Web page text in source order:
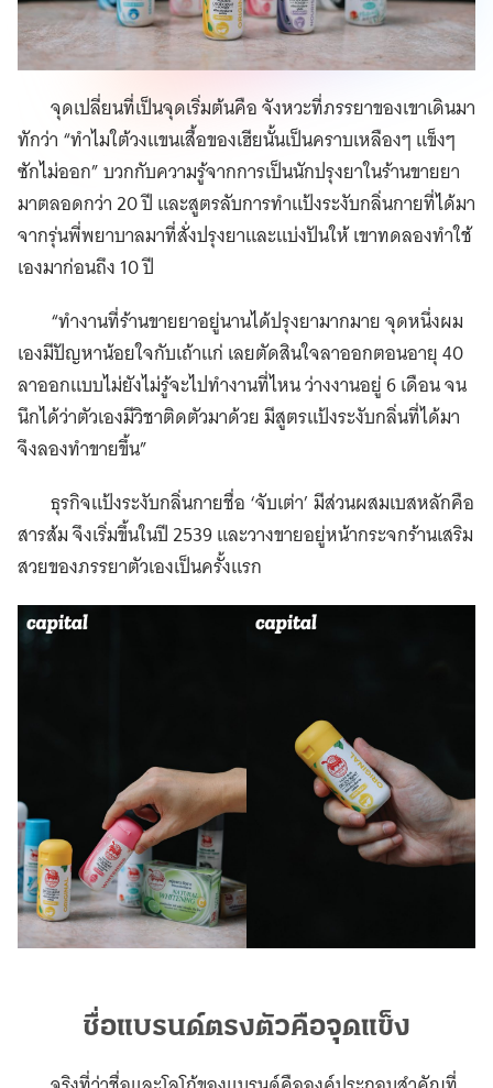
จุดเปลี่ยนที่เป็นจุดเริ่มต้นคือ จังหวะที่ภรรยาของเขาเดินมา
ทักว่า “ทำไมใต้วงแขนเสื้อของเฮียนั้นเป็นคราบเหลืองๆ แข็งๆ
ซักไม่ออก” บวกกับความรู้จากการเป็นนักปรุงยาในร้านขายยา
มาตลอดกว่า 20 ปี และสูตรลับการทำแป้งระงับกลิ่นกายที่ได้มา
จากรุ่นพี่พยาบาลมาที่สั่งปรุงยาและแบ่งปันให้ เขาทดลองทำใช้
เองมาก่อนถึง 10 ปี
“ทำงานที่ร้านขายยาอยู่นานได้ปรุงยามากมาย จุดหนึ่งผม
เองมีปัญหาน้อยใจกับเถ้าแก่ เลยตัดสินใจลาออกตอนอายุ 40
ลาออกแบบไม่ยังไม่รู้จะไปทำงานที่ไหน ว่างงานอยู่ 6 เดือน จน
นึกได้ว่าตัวเองมีวิชาติดตัวมาด้วย มีสูตรแป้งระงับกลิ่นที่ได้มา
จึงลองทำขายขึ้น”
ธุรกิจแป้งระงับกลิ่นกายชื่อ ‘จับเต่า’ มีส่วนผสมเบสหลักคือ
สารส้ม จึงเริ่มขึ้นในปี 2539 และวางขายอยู่หน้ากระจกร้านเสริม
สวยของภรรยาตัวเองเป็นครั้งแรก
ชื่อแบรนด์ตรงตัวคือจุดแข็ง